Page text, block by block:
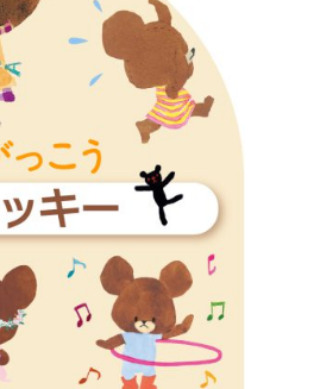
イズ・AR・診断・占